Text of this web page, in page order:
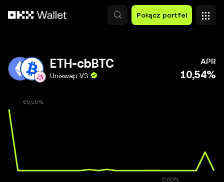
Połącz portfel
ETH-cbBTC
Uniswap V3
APR
10,54%